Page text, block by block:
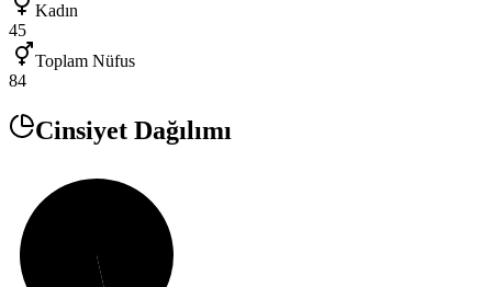
Kadın
45
Toplam Nüfus
84
Cinsiyet Dağılımı